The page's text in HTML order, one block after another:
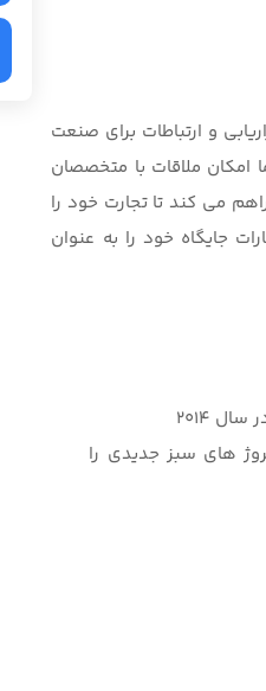
و ارتباطات برای صنعت
امکان ملاقات با متخصصان
می کند تا تجارت خود را
جایگاه خود را به عنوان
های سبز جدیدی را